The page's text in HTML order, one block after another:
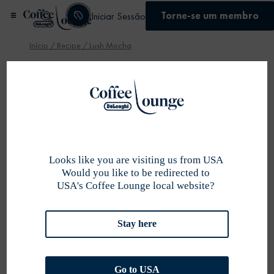
Iniciar Sessão Torne-se um membro
Início / Recipe / Lush Mocha
Looks like you are visiting us from USA
Would you like to be redirected to
USA's Coffee Lounge local website?
Stay here
Go to USA